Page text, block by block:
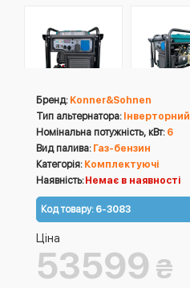
Бренд: Konner&Sohnen
Тип альтернатора: Інверторний
Номінальна потужність, кВт: 6
Вид палива: Газ-бензин
Категорія: Комплектуючі
Наявність: Немає в наявності
Код товару: 6-3083
Ціна
53599 ₴